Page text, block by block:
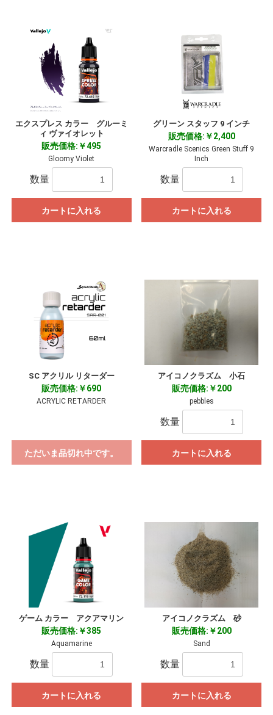
エクスプレス カラー グルーミ
ィ ヴァイオレット
販売価格:￥495
Gloomy Violet
数量
カートに入れる
グリーン スタッフ 9 インチ
販売価格:￥2,400
Warcradle Scenics Green Stuff 9
Inch
数量
カートに入れる
SC アクリル リターダー
販売価格:￥690
ACRYLIC RETARDER
ただいま品切れ中です。
アイコノクラズム 小石
販売価格:￥200
pebbles
数量
カートに入れる
ゲーム カラー アクアマリン
販売価格:￥385
Aquamarine
数量
カートに入れる
アイコノクラズム 砂
販売価格:￥200
Sand
数量
カートに入れる